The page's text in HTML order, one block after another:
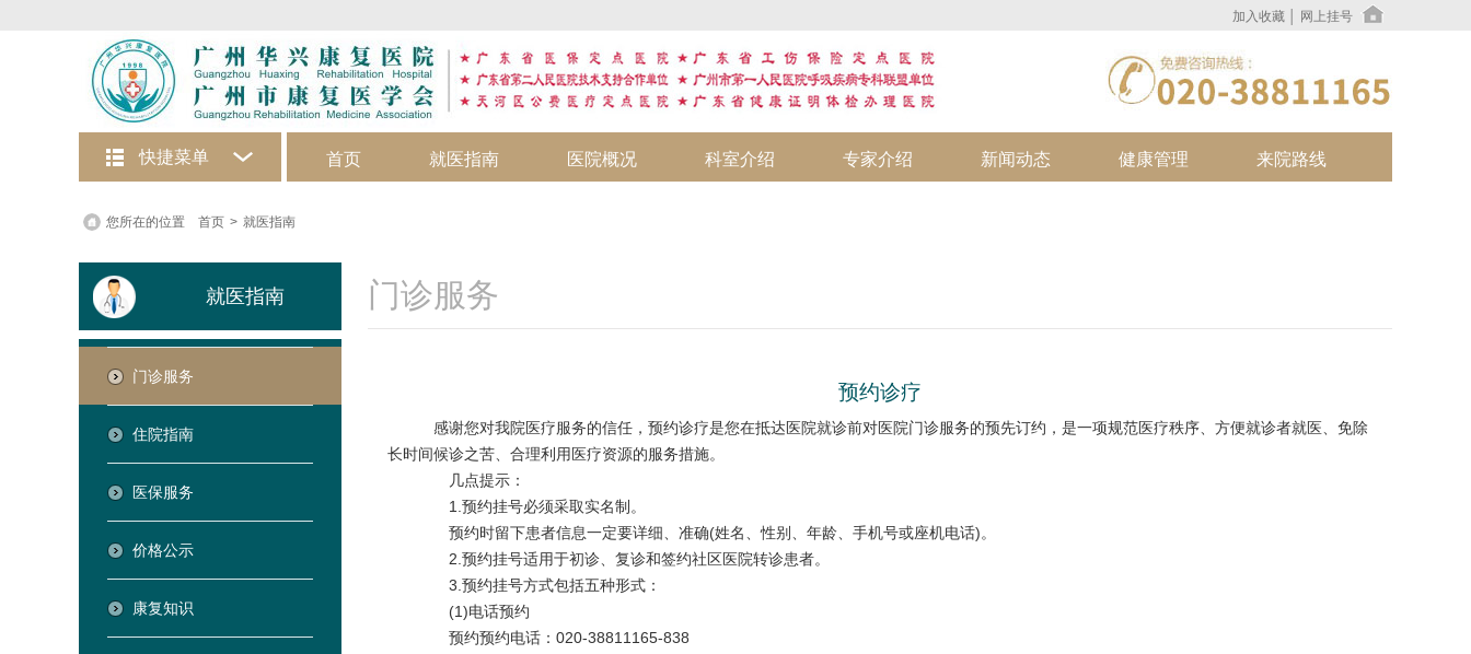
加入收藏 网上挂号
快捷菜单 首页 就医指南 医院概况 科室介绍 专家介绍 新闻动态 健康管理 来院路线
您所在的位置 首页 > 就医指南
就医指南
门诊服务
住院指南
医保服务
价格公示
康复知识
门诊服务
预约诊疗
感谢您对我院医疗服务的信任，预约诊疗是您在抵达医院就诊前对医院门诊服务的预先订约，是一项规范医疗秩序、方便就诊者就医、免除
长时间候诊之苦、合理利用医疗资源的服务措施。
几点提示：
1.预约挂号必须采取实名制。
预约时留下患者信息一定要详细、准确(姓名、性别、年龄、手机号或座机电话)。
2.预约挂号适用于初诊、复诊和签约社区医院转诊患者。
3.预约挂号方式包括五种形式：
(1)电话预约
预约预约电话： 020-38811165-838